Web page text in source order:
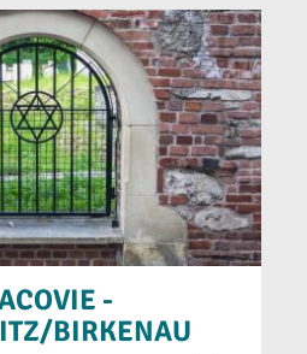
-
BIRKENAU